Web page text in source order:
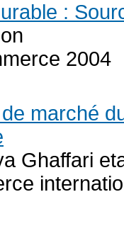
:
2004
marché
Ghaffari